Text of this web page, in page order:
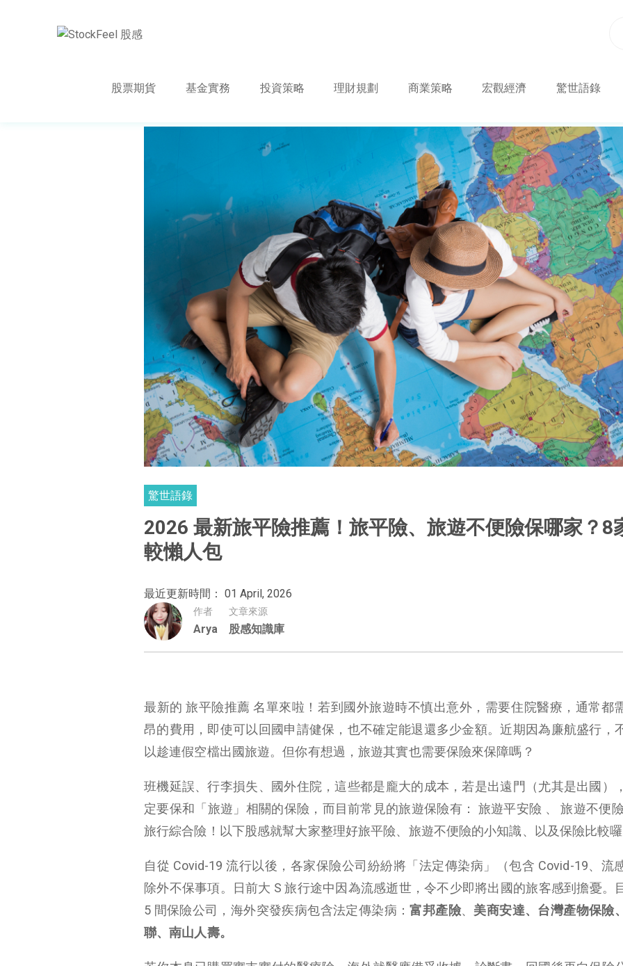
股票期貨 基金實務 投資策略 理財規劃 商業策略 宏觀經濟 驚世語錄
驚世語錄
2026 最新旅平險推薦！旅平險、旅遊不便險保哪家？8
較懶人包
最近更新時間： 01 April, 2026
作者
Arya
文章來源
股感知識庫
最新的 旅平險推薦 名單來啦！若到國外旅遊時不慎出意外，需要住院醫療，通常都
昂的費用，即使可以回國申請健保，也不確定能退還多少金額。近期因為廉航盛行，
以趁連假空檔出國旅遊。但你有想過，旅遊其實也需要保險來保障嗎？
班機延誤、行李損失、國外住院，這些都是龐大的成本，若是出遠門（尤其是出國）
定要保和「旅遊」相關的保險，而目前常見的旅遊保險有： 旅遊平安險 、 旅遊不便
旅行綜合險！以下股感就幫大家整理好旅平險、旅遊不便險的小知識、以及保險比較
自從 Covid-19 流行以後，各家保險公司紛紛將「法定傳染病」（包含 Covid-19、流
除外不保事項。日前大 S 旅行途中因為流感逝世，令不少即將出國的旅客感到擔憂。
5 間保險公司，海外突發疾病包含法定傳染病：富邦產險、 美商安達、台灣產物保險
聯、南山人壽。